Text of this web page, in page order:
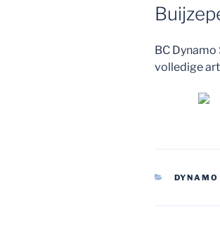
BC
volledige